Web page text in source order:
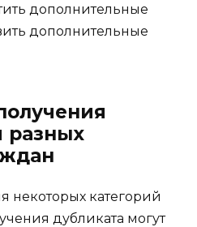
дополнительные
дополнительные
разных
некоторых категорий
дубликата могут